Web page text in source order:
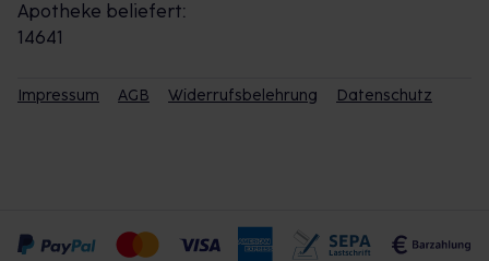
Apotheke beliefert:
14641
Impressum AGB Widerrufsbelehrung Datenschutz